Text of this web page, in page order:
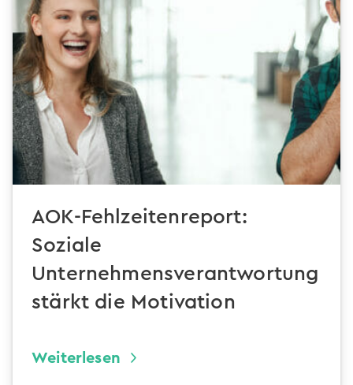
AOK-Fehlzeitenreport:
Soziale
Unternehmensverantwortung
stärkt die Motivation
Weiterlesen